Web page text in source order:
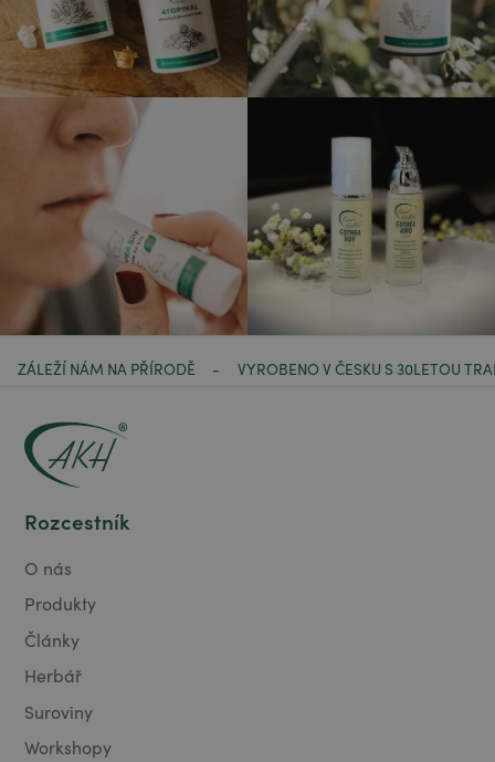
ZÁLEŽÍ NÁM NA PŘÍRODĚ - VYROBENO V ČESKU S 30LETOU
Rozcestník
O nás
Produkty
Články
Herbář
Suroviny
Workshopy